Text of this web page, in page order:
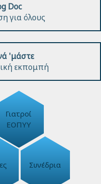
Doc
για όλους
'μάστε
εκπομπή
Γιατροί
ΕΟΠΥΥ
Συνέδρια